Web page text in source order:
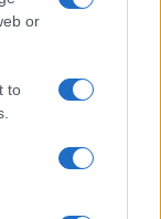
or
to
il
scelta del
Priti Patel?”